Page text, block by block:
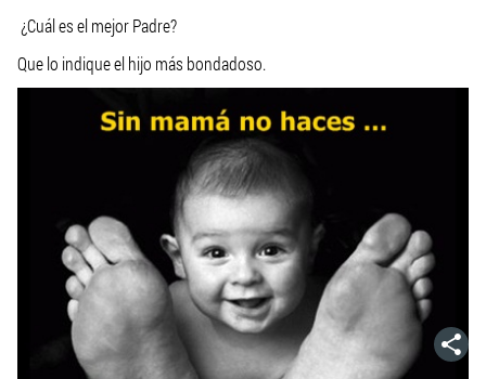
¿Cuál es el mejor Padre?
Que lo indique el hijo más bondadoso.